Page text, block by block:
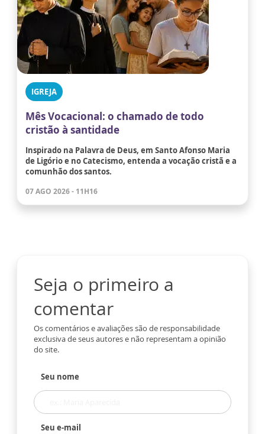
IGREJA
Mês Vocacional: o chamado de todo
cristão à santidade
Inspirado na Palavra de Deus, em Santo Afonso Maria
de Ligório e no Catecismo, entenda a vocação cristã e a
comunhão dos santos.
07 AGO 2026 - 11H16
Seja o primeiro a
comentar
Os comentários e avaliações são de responsabilidade
exclusiva de seus autores e não representam a opinião
do site.
Seu nome
Seu e-mail